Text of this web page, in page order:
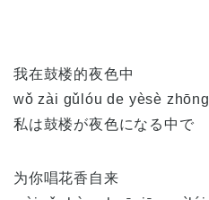
我在鼓楼的夜色中
wǒ zài gǔlóu de yèsè zhōng
私は鼓楼が夜色になる中で
为你唱花香自来